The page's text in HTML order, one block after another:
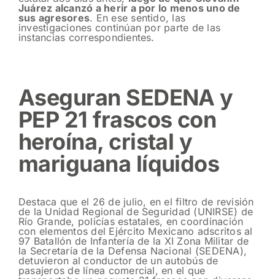
Juárez alcanzó a herir a por lo menos uno de
sus agresores. En ese sentido, las
investigaciones continúan por parte de las
instancias correspondientes.
Aseguran SEDENA y
PEP 21 frascos con
heroína, cristal y
mariguana líquidos
Destaca que el 26 de julio, en el filtro de revisión
de la Unidad Regional de Seguridad (UNIRSE) de
Río Grande, policías estatales, en coordinación
con elementos del Ejército Mexicano adscritos al
97 Batallón de Infantería de la XI Zona Militar de
la Secretaría de la Defensa Nacional (SEDENA),
detuvieron al conductor de un autobús de
pasajeros de línea comercial, en el que